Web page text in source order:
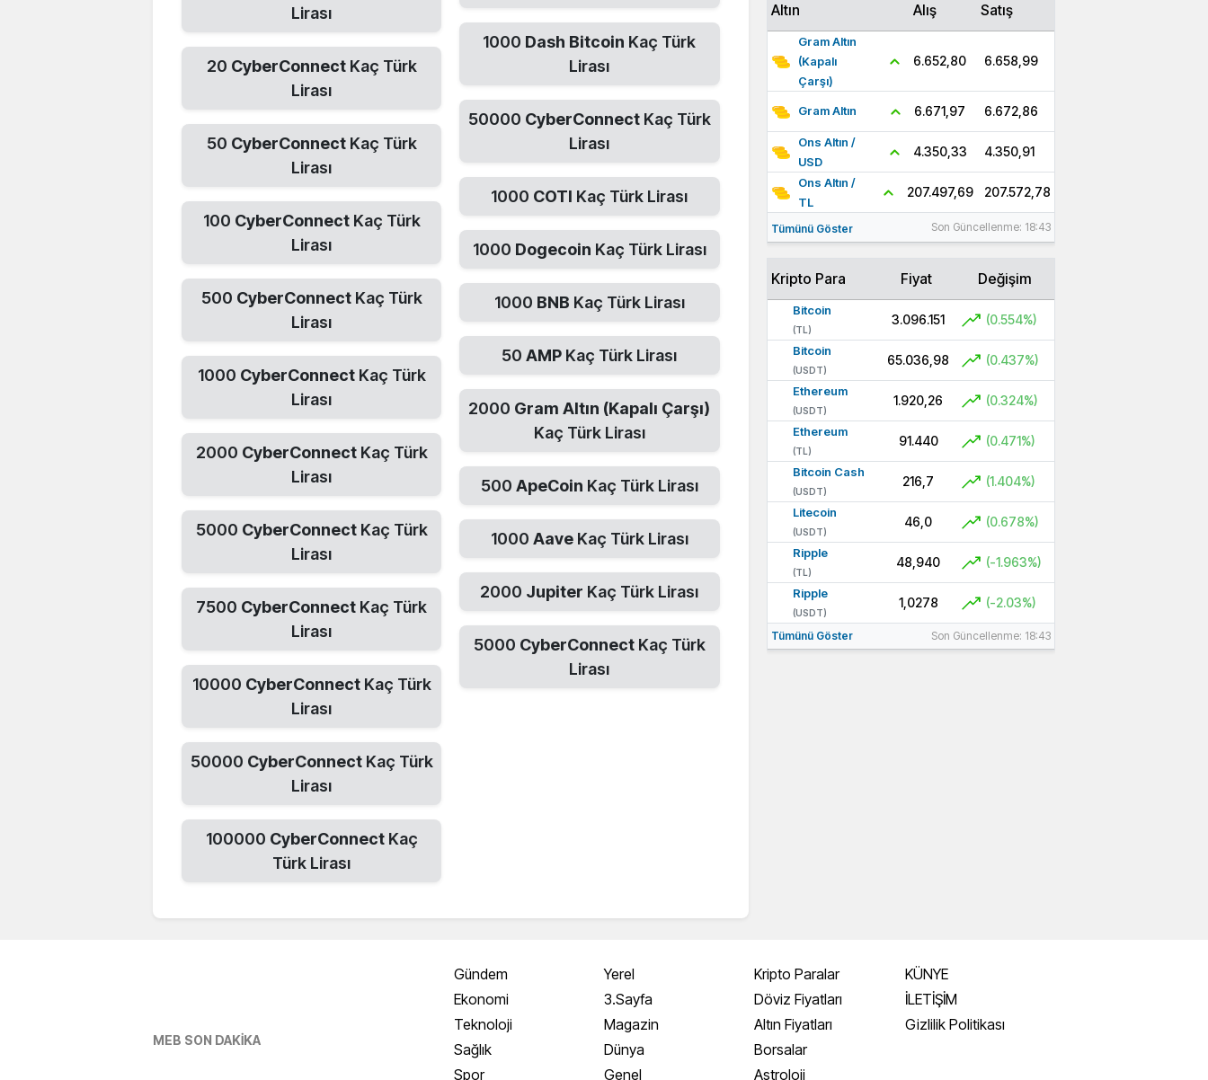
Lirası
20 CyberConnect Kaç Türk
Lirası
50 CyberConnect Kaç Türk
Lirası
100 CyberConnect Kaç Türk
Lirası
500 CyberConnect Kaç Türk
Lirası
1000 CyberConnect Kaç Türk
Lirası
2000 CyberConnect Kaç Türk
Lirası
5000 CyberConnect Kaç Türk
Lirası
7500 CyberConnect Kaç Türk
Lirası
10000 CyberConnect Kaç Türk
Lirası
50000 CyberConnect Kaç Türk
Lirası
100000 CyberConnect Kaç
Türk Lirası
1000 Dash Bitcoin Kaç Türk
Lirası
50000 CyberConnect Kaç Türk
Lirası
1000 COTI Kaç Türk Lirası
1000 Dogecoin Kaç Türk Lirası
1000 BNB Kaç Türk Lirası
50AMP Kaç Türk Lirası
2000 Gram Altın (Kapalı Çarşı)
Kaç Türk Lirası
500 ApeCoin Kaç Türk Lirası
1000 Aave Kaç Türk Lirası
2000 Jupiter Kaç Türk Lirası
5000 CyberConnect Kaç Türk
Lirası
Altın Alış Satış
Gram Altın
(Kapalı
Çarşı)
6.652,80 6.658,99
Gram Altın 6.671,97 6.672,86
Ons Altın /
USD
4.350,33 4.350,91
Ons Altın /
TL
207.497,69 207.572,78
Tümünü Göster Son Güncellenme: 18:43
Kripto Para Fiyat Değişim
Bitcoin
(TL)
3.096.151 (0.554%)
Bitcoin
(USDT)
65.036,98 (0.437%)
Ethereum
(USDT)
1.920,26 (0.324%)
Ethereum
(TL)
91.440 (0.471%)
Bitcoin Cash
(USDT)
216,7 (1.404%)
Litecoin
(USDT)
46,0 (0.678%)
Ripple
(TL)
48,940 (-1.963%)
Ripple
(USDT)
1,0278 (-2.03%)
Tümünü Göster Son Güncellenme: 18:43
MEB SON DAKİKA
Gündem
Ekonomi
Teknoloji
Sağlık
Spor
Yerel
3.Sayfa
Magazin
Dünya
Genel
Kripto Paralar
Döviz Fiyatları
Altın Fiyatları
Borsalar
Astroloji
KÜNYE
İLETİŞİM
Gizlilik Politikası